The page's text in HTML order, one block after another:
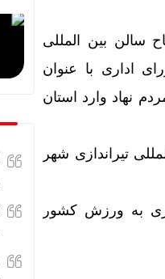
پنجشنبه ۱۸ بهمن جهت افتتاح سالن بین المللی
اداری با عنوان
نهاد وارد استان
تیراندازی شهر
به ورزش کشور